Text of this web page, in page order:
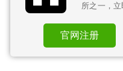
所之一，立
官网注册